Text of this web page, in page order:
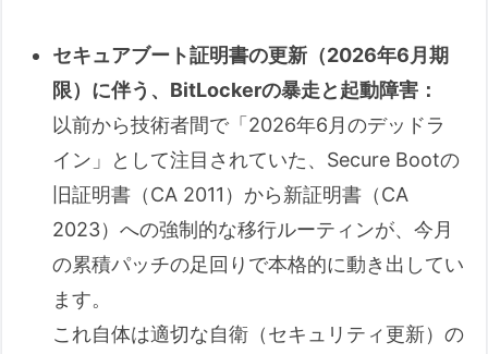
セキュアブート証明書の更新（2026年6月期
限）に伴う、BitLockerの暴走と起動障害：
以前から技術者間で「2026年6月のデッドラ
イン」として注目されていた、Secure Bootの
旧証明書（CA 2011）から新証明書（CA
2023）への強制的な移行ルーティンが、今月
の累積パッチの足回りで本格的に動き出してい
ます。
これ自体は適切な自衛（セキュリティ更新）の